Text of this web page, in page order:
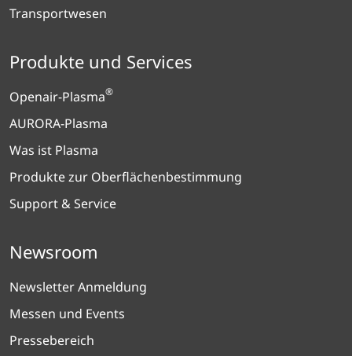
Transportwesen
Produkte und Services
Openair-Plasma®
AURORA-Plasma
Was ist Plasma
Produkte zur Oberflächenbestimmung
Support & Service
Newsroom
Newsletter Anmeldung
Messen und Events
Pressebereich